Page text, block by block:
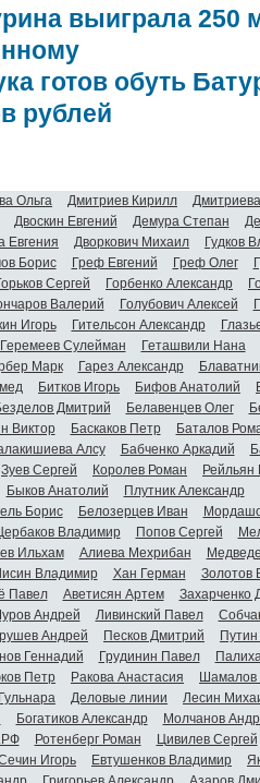
выиграла 250
готов обуть
рублей
Ольга Дмитриев Кирилл
Двоскин Евгений Демура Степан
Евгения Дворкович Михаил
Гудков
Борис Греф Евгений Греф Олег
Сергей Горбенко Александр
Валерий Голубович Алексей
Игорь Гительсон Александр
Геремеев Сулейман
Геташвили Нана
Марк Гарез Александр
Битков Игорь Бифов Анатолий
Дмитрий Белавенцев Олег
Виктор Баскаков Петр
Баталов
Алсу Бабченко Аркадий
Зуев Сергей Королев Роман
Быков Анатолий Плутник Александр
Борис Белозерцев Иван
Владимир Попов Сергей
Ильхам Алиева Мехрибан
Владимир Хан Герман
Золотов
Павел Аветисян Артем
Захарченко
Андрей Ливинский Павел
Андрей Песков Дмитрий
Геннадий Грудинин Павел
Петр Ракова Анастасия
Шамалов
Деловые линии
Лесин
Богатиков Александр
Молчанов
Ротенберг Роман
Цивилев Сергей
Игорь Евтушенков Владимир